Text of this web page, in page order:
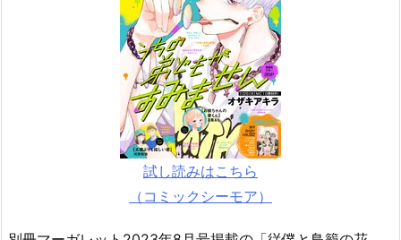
試し読みはこちら
（コミックシーモア）